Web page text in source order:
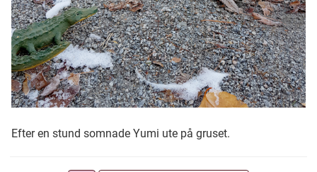
Efter en stund somnade Yumi ute på gruset.